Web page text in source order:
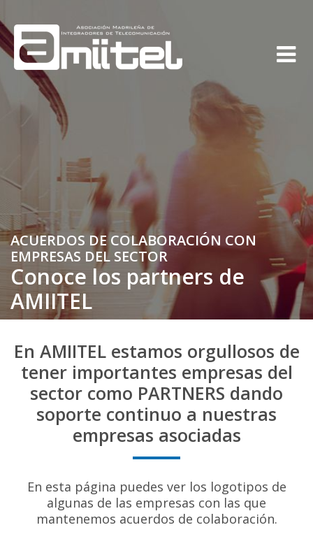
ACUERDOS DE COLABORACIÓN CON
EMPRESAS DEL SECTOR
Conoce los partners de
AMIITEL
En AMIITEL estamos orgullosos de
tener importantes empresas del
sector como PARTNERS dando
soporte continuo a nuestras
empresas asociadas
En esta página puedes ver los logotipos de
algunas de las empresas con las que
mantenemos acuerdos de colaboración.